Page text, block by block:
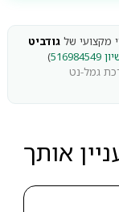
מקצועי של גודביט
)
מערכת גמל-נט
אותך